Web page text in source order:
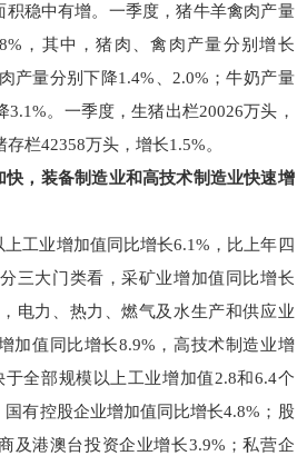
积稳中有增。一季度，猪牛羊禽肉产量
，其中，猪肉、禽肉产量分别增长
产量分别下降1.4%、2.0%；牛奶产量
3.1%。一季度，生猪出栏20026万头，
栏42358万头，增长1.5%。
快，装备制造业和高技术制造业快速增
工业增加值同比增长6.1%，比上年四
三大门类看，采矿业增加值同比增长
电力、热力、燃气及水生产和供应业
加值同比增长8.9%，高技术制造业增
于全部规模以上工业增加值2.8和6.4个
有控股企业增加值同比增长4.8%；股
及港澳台投资企业增长3.9%；私营企